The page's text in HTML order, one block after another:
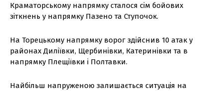
Краматорському напрямку сталося сім бойових
зіткнень у напрямку Пазено та Ступочок.
На Торецькому напрямку ворог здійснив 10 атак у
районах Диліївки, Щербинівки, Катеринівки та в
напрямку Плещіївки і Полтавки.
Найбільш напруженою залишається ситуація на